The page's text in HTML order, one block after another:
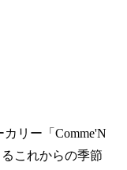
リー「Comme'N
これからの季節